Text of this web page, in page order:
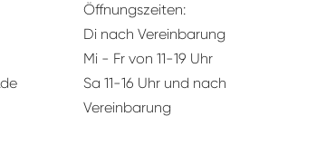
Öffnungszeiten:
Di nach Vereinbarung
Mi - Fr von 11-19 Uhr
Sa 11-16 Uhr und nach
Vereinbarung